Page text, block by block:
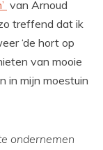
van Arnoud
treffend dat ik
‘de hort op
van mooie
in mijn moestuin
ondernemen